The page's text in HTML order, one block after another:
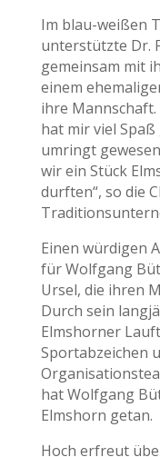
Im blau-weißen
unterstützte Dr.
gemeinsam mit
einem
ihre Mannschaft.
hat mir viel
umringt
wir ein Stück
durften“, so die
Einen würdigen
für Wolfgang
Ursel, die ihren
Durch sein
Elmshorner
Sportabzeichen
hat Wolfgang
Elmshorn getan.
Hoch erfreut